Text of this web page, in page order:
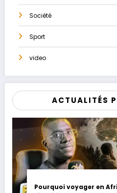
Société
Sport
video
ACTUALITÉS
Pourquoi voyager en